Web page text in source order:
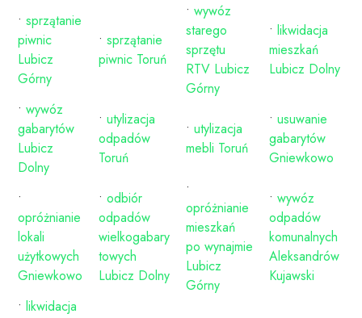
• sprzątanie
piwnic
Lubicz
Górny
• sprzątanie
piwnic Toruń
• wywóz
starego
sprzętu
RTV Lubicz
Górny
• likwidacja
mieszkań
Lubicz Dolny
• wywóz
gabarytów
Lubicz
Dolny
• utylizacja
odpadów
Toruń
• utylizacja
mebli Toruń
• usuwanie
gabarytów
Gniewkowo
•
opróżnianie
lokali
użytkowych
Gniewkowo
• odbiór
odpadów
wielkogabary
towych
Lubicz Dolny
•
opróżnianie
mieszkań
po wynajmie
Lubicz
Górny
• wywóz
odpadów
komunalnych
Aleksandrów
Kujawski
• likwidacja